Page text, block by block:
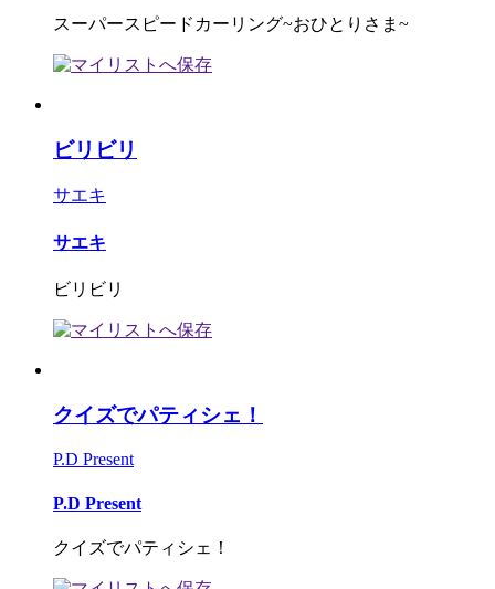
スーパースピードカーリング~おひとりさま~
ビリビリ
サエキ
サエキ
ビリビリ
クイズでパティシェ！
P.D Present
P.D Present
クイズでパティシェ！